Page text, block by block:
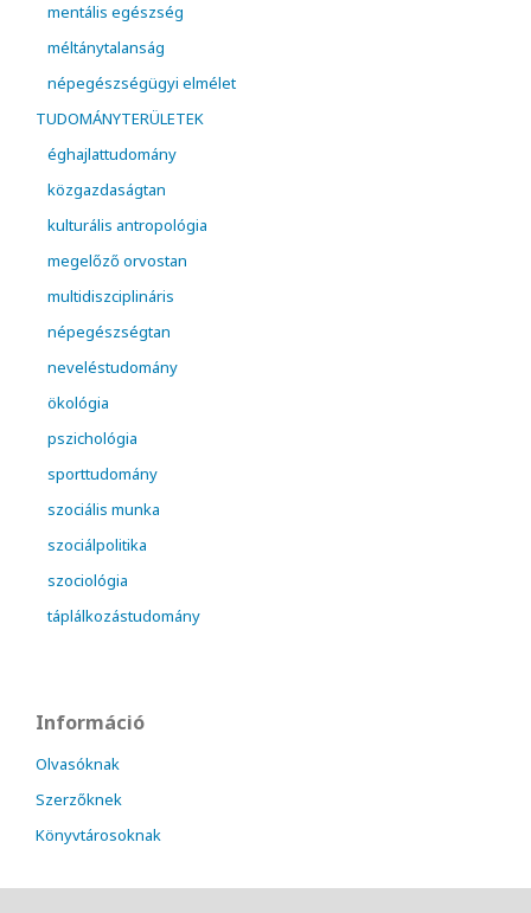
mentális egészség
méltánytalanság
népegészségügyi elmélet
TUDOMÁNYTERÜLETEK
éghajlattudomány
közgazdaságtan
kulturális antropológia
megelőző orvostan
multidiszciplináris
népegészségtan
neveléstudomány
ökológia
pszichológia
sporttudomány
szociális munka
szociálpolitika
szociológia
táplálkozástudomány
Információ
Olvasóknak
Szerzőknek
Könyvtárosoknak